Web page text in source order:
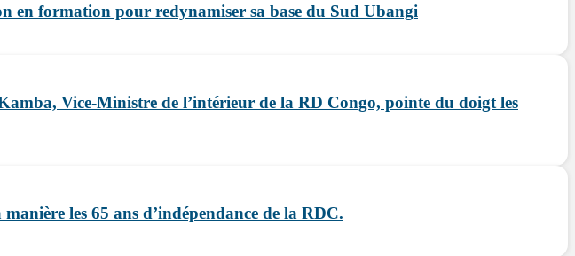
formation pour redynamiser sa base du Sud Ubangi
Vice-Ministre de l’intérieur de la RD Congo, pointe du doigt les
les 65 ans d’indépendance de la RDC.